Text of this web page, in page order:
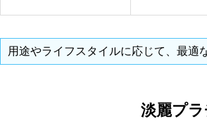
用途やライフスタイルに応じて、最適
淡麗プ